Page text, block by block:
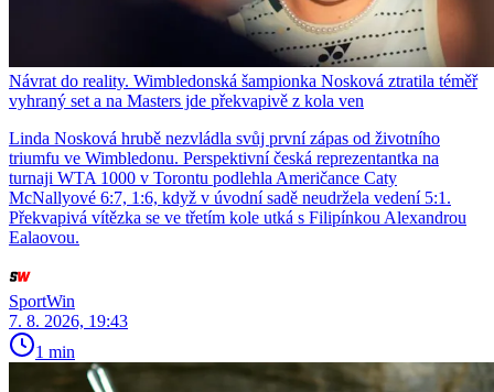
Návrat do reality. Wimbledonská šampionka Nosková ztratila téměř
vyhraný set a na Masters jde překvapivě z kola ven
Linda Nosková hrubě nezvládla svůj první zápas od životního
triumfu ve Wimbledonu. Perspektivní česká reprezentantka na
turnaji WTA 1000 v Torontu podlehla Američance Caty
McNallyové 6:7, 1:6, když v úvodní sadě neudržela vedení 5:1.
Překvapivá vítězka se ve třetím kole utká s Filipínkou Alexandrou
Ealaovou.
SportWin
7. 8. 2026, 19:43
1 min